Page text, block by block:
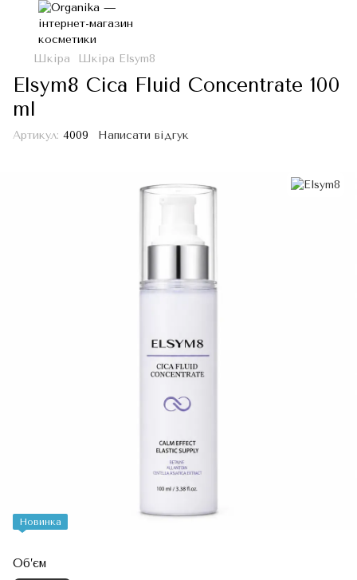
Шкіра Шкіра Elsym8
Elsym8 Cica Fluid Concentrate 100
ml
Артикул: 4009 Написати відгук
Новинка
Об’єм